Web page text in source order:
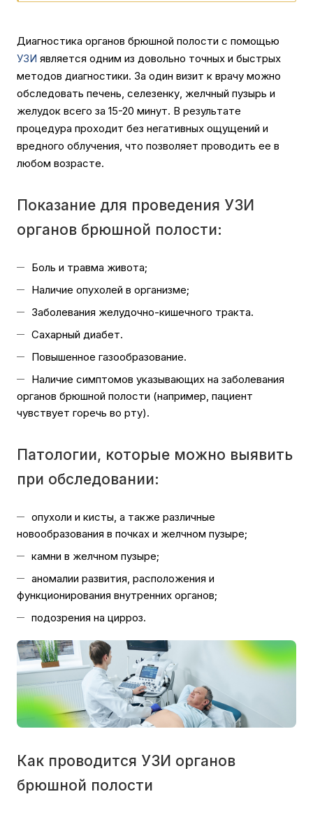
Диагностика органов брюшной полости с помощью
УЗИ является одним из довольно точных и быстрых
методов диагностики. За один визит к врачу можно
обследовать печень, селезенку, желчный пузырь и
желудок всего за 15-20 минут. В результате
процедура проходит без негативных ощущений и
вредного облучения, что позволяет проводить ее в
любом возрасте.
Показание для проведения УЗИ
органов брюшной полости:
Боль и травма живота;
Наличие опухолей в организме;
Заболевания желудочно-кишечного тракта.
Сахарный диабет.
Повышенное газообразование.
Наличие симптомов указывающих на заболевания
органов брюшной полости (например, пациент
чувствует горечь во рту).
Патологии, которые можно выявить
при обследовании:
опухоли и кисты, а также различные
новообразования в почках и желчном пузыре;
камни в желчном пузыре;
аномалии развития, расположения и
функционирования внутренних органов;
подозрения на цирроз.
Как проводится УЗИ органов
брюшной полости